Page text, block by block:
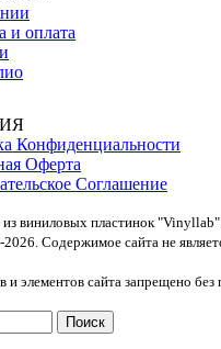
и оплата
Конфиденциальности
Оферта
Соглашение
из виниловых пластинок
Содержимое сайта не
и элементов сайта запрещено без
Поиск